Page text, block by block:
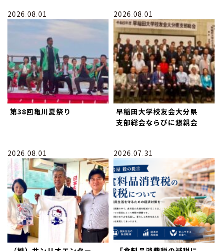
2026.08.01
第38回亀川夏祭り
2026.08.01
早稲田大学校友会大分県
支部総会ならびに懇親会
2026.08.01 2026.07.31